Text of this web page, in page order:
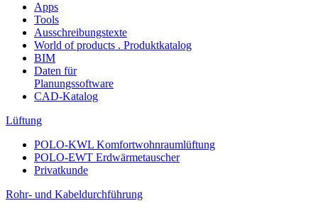
Apps
Tools
Ausschreibungstexte
World of products . Produktkatalog
BIM
Daten für
Planungssoftware
CAD-Katalog
Lüftung
POLO-KWL Komfortwohnraumlüftung
POLO-EWT Erdwärmetauscher
Privatkunde
Rohr- und Kabeldurchführung